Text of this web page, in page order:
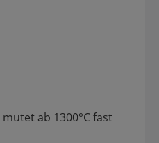
ab 1300°C fast